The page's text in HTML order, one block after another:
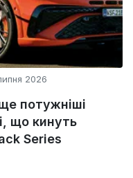
2026
потужніші
що кинуть
Series